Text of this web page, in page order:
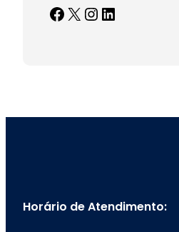
Facebook X InstagramLinkedIn
Horário de Atendimento: